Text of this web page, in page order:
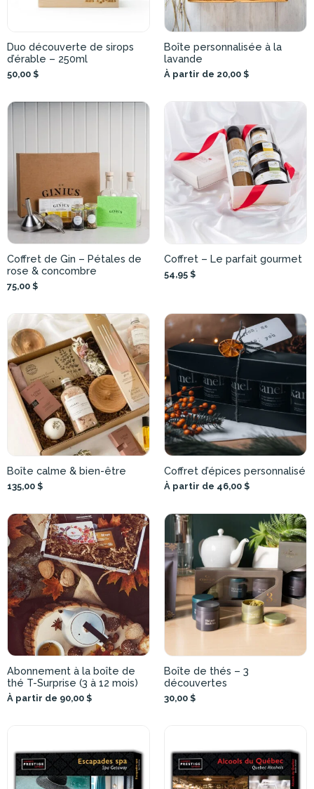
Duo découverte de sirops
d’érable – 250ml
50,00 $
Boîte personnalisée à la
lavande
À partir de 20,00 $
Coffret de Gin – Pétales de
rose & concombre
75,00 $
Coffret – Le parfait gourmet
54,95 $
Boîte calme & bien-être
135,00 $
Coffret d’épices personnalisé
À partir de 46,00 $
Abonnement à la boîte de
thé T-Surprise (3 à 12 mois)
À partir de 90,00 $
Boîte de thés – 3
découvertes
30,00 $